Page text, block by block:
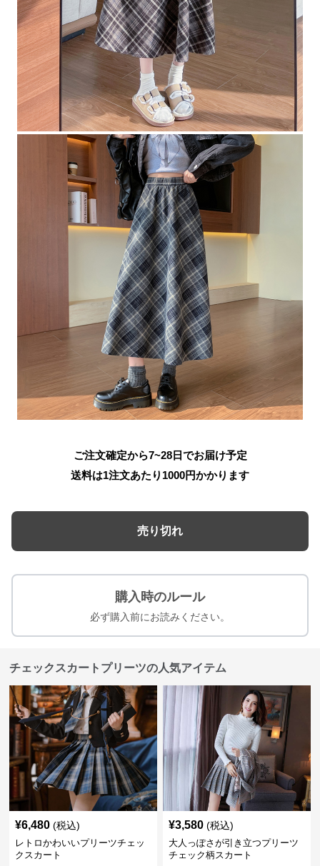
ご注文確定から7~28日でお届け予定
送料は1注文あたり 1000円かかります
売り切れ
購入時のルール
必ず購入前にお読みください。
チェックスカートプリーツの人気アイテム
¥6,480 (税込)
レトロかわいいプリーツチェッ
クスカート
¥3,580 (税込)
大人っぽさが引き立つプリーツ
チェック柄スカート